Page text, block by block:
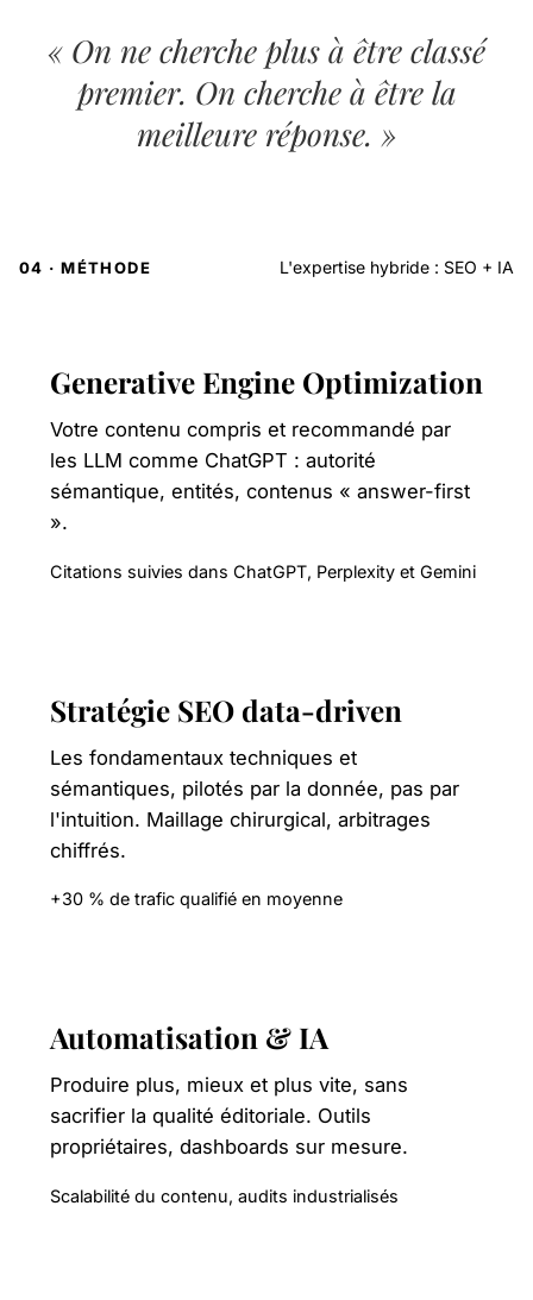
« On ne cherche plus à être classé
premier. On cherche à être la
meilleure réponse. »
04 · MÉTHODE L'expertise hybride : SEO + IA
Generative Engine Optimization
Votre contenu compris et recommandé par
les LLM comme ChatGPT : autorité
sémantique, entités, contenus « answer-first
».
Citations suivies dans ChatGPT, Perplexity et Gemini
Stratégie SEO data-driven
Les fondamentaux techniques et
sémantiques, pilotés par la donnée, pas par
l'intuition. Maillage chirurgical, arbitrages
chiffrés.
+30 % de trafic qualifié en moyenne
Automatisation & IA
Produire plus, mieux et plus vite, sans
sacrifier la qualité éditoriale. Outils
propriétaires, dashboards sur mesure.
Scalabilité du contenu, audits industrialisés